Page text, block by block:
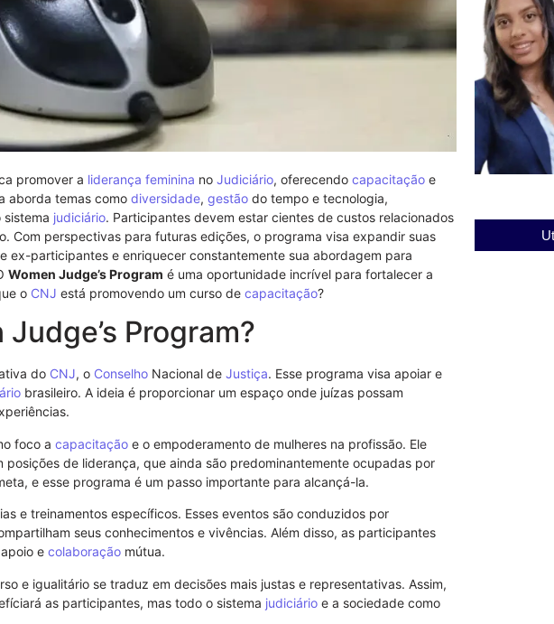
promover a liderança feminina no Judiciário, oferecendo capacitação e
aborda temas como diversidade, gestão do tempo e tecnologia,
sistema judiciário. Participantes devem estar cientes de custos relacionados
Com perspectivas para futuras edições, o programa visa expandir suas
ex-participantes e enriquecer constantemente sua abordagem para
Women Judge’s Program é uma oportunidade incrível para fortalecer a
o CNJ está promovendo um curso de capacitação?
Program?
do CNJ, o Conselho Nacional de Justiça. Esse programa visa apoiar e
brasileiro. A ideia é proporcionar um espaço onde juízas possam
foco a capacitação e o empoderamento de mulheres na profissão. Ele
posições de liderança, que ainda são predominantemente ocupadas por
e esse programa é um passo importante para alcançá-la.
e treinamentos específicos. Esses eventos são conduzidos por
seus conhecimentos e vivências. Além disso, as participantes
e colaboração mútua.
e igualitário se traduz em decisões mais justas e representativas. Assim,
as participantes, mas todo o sistema judiciário e a sociedade como